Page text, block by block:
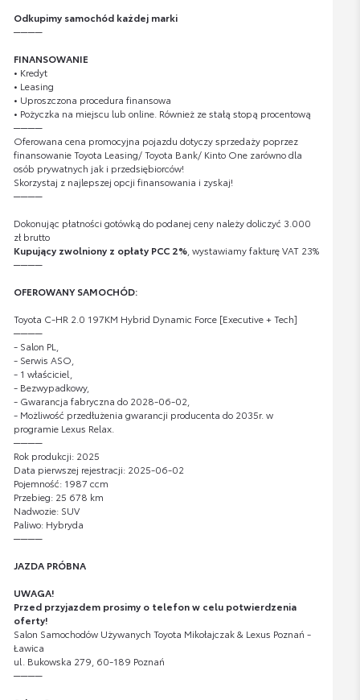
Odkupimy samochód każdej marki
────
FINANSOWANIE
• Kredyt
• Leasing
• Uproszczona procedura finansowa
• Pożyczka na miejscu lub online. Również ze stałą stopą procentową
────
Oferowana cena promocyjna pojazdu dotyczy sprzedaży poprzez
finansowanie Toyota Leasing/ Toyota Bank/ Kinto One zarówno dla
osób prywatnych jak i przedsiębiorców!
Skorzystaj z najlepszej opcji finansowania i zyskaj!
────
Dokonując płatności gotówką do podanej ceny należy doliczyć 3.000
zł brutto
Kupujący zwolniony z opłaty PCC 2%, wystawiamy fakturę VAT 23%
────
OFEROWANY SAMOCHÓD:
Toyota C-HR 2.0 197KM Hybrid Dynamic Force [Executive + Tech]
────
- Salon PL,
- Serwis ASO,
- 1 właściciel,
- Bezwypadkowy,
- Gwarancja fabryczna do 2028-06-02,
- Możliwość przedłużenia gwarancji producenta do 2035r. w
programie Lexus Relax.
────
Rok produkcji: 2025
Data pierwszej rejestracji: 2025-06-02
Pojemność: 1987 ccm
Przebieg: 25 678 km
Nadwozie: SUV
Paliwo: Hybryda
────
JAZDA PRÓBNA
UWAGA!
Przed przyjazdem prosimy o telefon w celu potwierdzenia
oferty!
Salon Samochodów Używanych Toyota Mikołajczak & Lexus Poznań -
Ławica
ul. Bukowska 279, 60-189 Poznań
────